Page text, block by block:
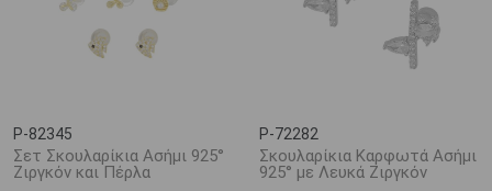
P-82345
Σετ Σκουλαρίκια Ασήμι 925°
Ζιργκόν και Πέρλα
P-72282
Σκουλαρίκια Καρφωτά Ασήμι
925° με Λευκά Ζιργκόν